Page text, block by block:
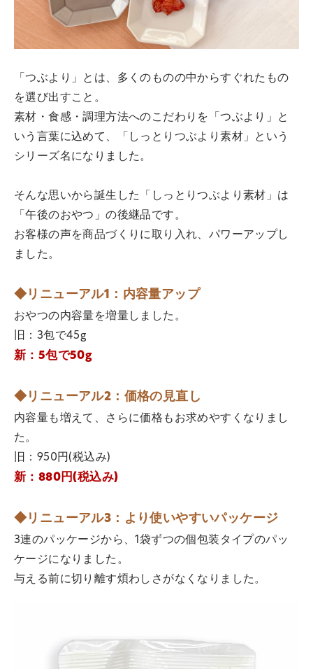
「つぶより」とは、多くのものの中からすぐれたもの
を選び出すこと。
素材・食感・調理方法へのこだわりを「つぶより」と
いう言葉に込めて、「しっとりつぶより素材」という
シリーズ名になりました。
そんな思いから誕生した「しっとりつぶより素材」は
「午後のおやつ」の後継品です。
お客様の声を商品づくりに取り入れ、パワーアップし
ました。
◆リニューアル1：内容量アップ
おやつの内容量を増量しました。
旧：3包で45g
新：5包で50g
◆リニューアル2：価格の見直し
内容量も増えて、さらに価格もお求めやすくなりまし
た。
旧：950円(税込み)
新：880円(税込み)
◆リニューアル3：より使いやすいパッケージ
3連のパッケージから、1袋ずつの個包装タイプのパッ
ケージになりました。
与える前に切り離す煩わしさがなくなりました。